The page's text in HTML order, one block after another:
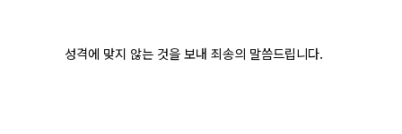
성격에 맞지 않는 것을 보내 죄송의 말씀드립니다.